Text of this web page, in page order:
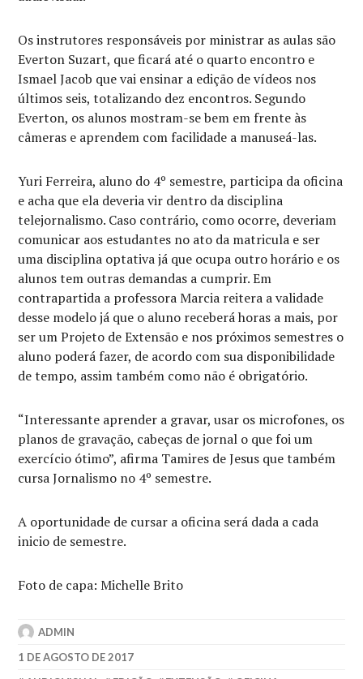
Os instrutores responsáveis por ministrar as aulas são
Everton Suzart, que ficará até o quarto encontro e
Ismael Jacob que vai ensinar a edição de vídeos nos
últimos seis, totalizando dez encontros. Segundo
Everton, os alunos mostram-se bem em frente às
câmeras e aprendem com facilidade a manuseá-las.
Yuri Ferreira, aluno do 4º semestre, participa da oficina
e acha que ela deveria vir dentro da disciplina
telejornalismo. Caso contrário, como ocorre, deveriam
comunicar aos estudantes no ato da matricula e ser
uma disciplina optativa já que ocupa outro horário e os
alunos tem outras demandas a cumprir. Em
contrapartida a professora Marcia reitera a validade
desse modelo já que o aluno receberá horas a mais, por
ser um Projeto de Extensão e nos próximos semestres o
aluno poderá fazer, de acordo com sua disponibilidade
de tempo, assim também como não é obrigatório.
“Interessante aprender a gravar, usar os microfones, os
planos de gravação, cabeças de jornal o que foi um
exercício ótimo”, afirma Tamires de Jesus que também
cursa Jornalismo no 4º semestre.
A oportunidade de cursar a oficina será dada a cada
inicio de semestre.
Foto de capa: Michelle Brito
ADMIN
1 DE AGOSTO DE 2017